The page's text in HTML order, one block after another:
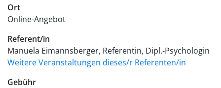
Ort
Online-Angebot
Referent/in
Manuela Eimannsberger, Referentin, Dipl.-Psychologin
Weitere Veranstaltungen dieses/r Referenten/in
Gebühr